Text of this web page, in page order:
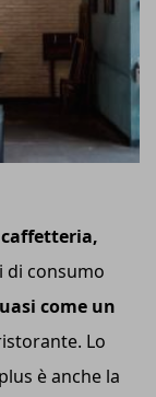
di consumo
come un
Lo
è anche la